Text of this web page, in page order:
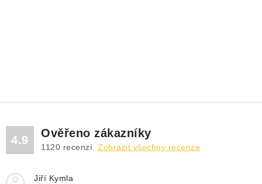
4.9
Ověřeno zákazníky
1120 recenzí. Zobrazit všechny recenze
Jiří Kymla